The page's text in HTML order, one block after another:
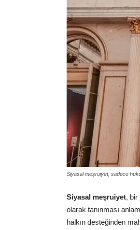
Siyasal meşruiyet, sadece
Siyasal meşruiyet, bir
olarak tanınması
halkın desteğinden